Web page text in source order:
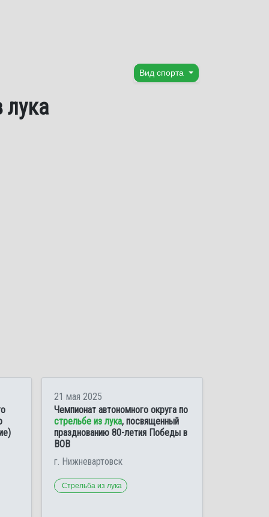
Вид спорта
лука
21 мая 2025
Чемпионат автономного округа по
стрельбе из лука, посвященный
празднованию 80-летия Победы в
ВОВ
г. Нижневартовск
Стрельба из лука